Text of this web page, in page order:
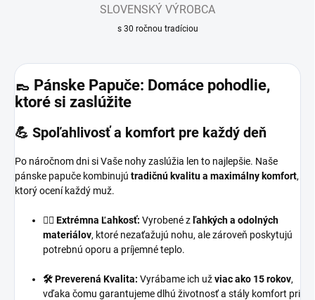
SLOVENSKÝ VÝROBCA
s 30 ročnou tradíciou
👞 Pánske Papuče: Domáce pohodlie,
ktoré si zaslúžite
💪 Spoľahlivosť a komfort pre každý deň
Po náročnom dni si Vaše nohy zaslúžia len to najlepšie. Naše
pánske papuče kombinujú tradičnú kvalitu a maximálny komfort,
ktorý ocení každý muž.
🚶‍♂️ Extrémna Ľahkosť: Vyrobené z ľahkých a odolných
materiálov, ktoré nezaťažujú nohu, ale zároveň poskytujú
potrebnú oporu a príjemné teplo.
🛠️ Preverená Kvalita: Vyrábame ich užviac ako 15 rokov,
vďaka čomu garantujeme dlhú životnosť a stály komfort pri